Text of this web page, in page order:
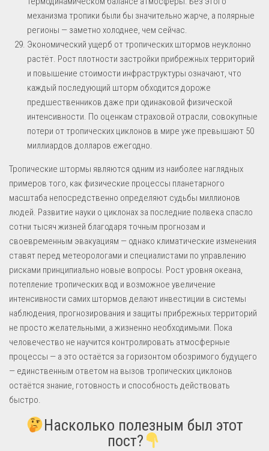
механизма тропики были бы значительно жарче, а полярные
регионы — заметно холоднее, чем сейчас.
Экономический ущерб от тропических штормов неуклонно
растёт. Рост плотности застройки прибрежных территорий
и повышение стоимости инфраструктуры означают, что
каждый последующий шторм обходится дороже
предшественников даже при одинаковой физической
интенсивности. По оценкам страховой отрасли, совокупные
потери от тропических циклонов в мире уже превышают 50
миллиардов долларов ежегодно.
Тропические штормы являются одним из наиболее наглядных
примеров того, как физические процессы планетарного
масштаба непосредственно определяют судьбы миллионов
людей. Развитие науки о циклонах за последние полвека спасло
сотни тысяч жизней благодаря точным прогнозам и
своевременным эвакуациям — однако климатические изменения
ставят перед метеорологами и специалистами по управлению
рисками принципиально новые вопросы. Рост уровня океана,
потепление тропических вод и возможное увеличение
интенсивности самих штормов делают инвестиции в системы
наблюдения, прогнозирования и защиты прибрежных территорий
не просто желательными, а жизненно необходимыми. Пока
человечество не научится контролировать атмосферные
процессы — а это остаётся за горизонтом обозримого будущего
— единственным ответом на вызов тропических циклонов
остаётся знание, готовность и способность действовать
быстро.
Насколько полезным был этот
пост?